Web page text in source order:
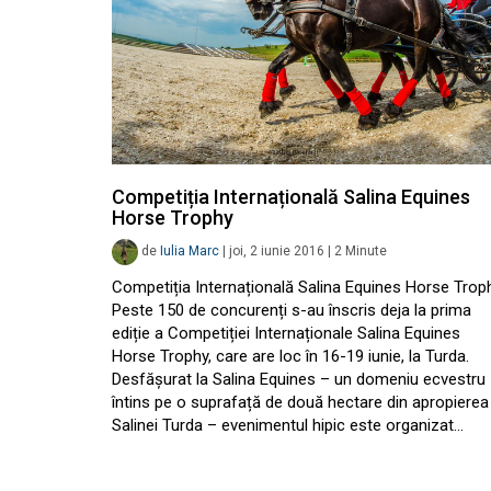
Competiția Internațională Salina Equines
Horse Trophy
de Iulia Marc joi, 2 iunie 2016 2 Minute
Competiția Internațională Salina Equines Horse
Peste 150 de concurenți s-au înscris deja la prima
ediție a Competiției Internaționale Salina Equines
Horse Trophy, care are loc în 16-19 iunie, la Turda.
Desfășurat la Salina Equines – un domeniu ecvestru
întins pe o suprafață de două hectare din apropierea
Salinei Turda – evenimentul hipic este organizat…